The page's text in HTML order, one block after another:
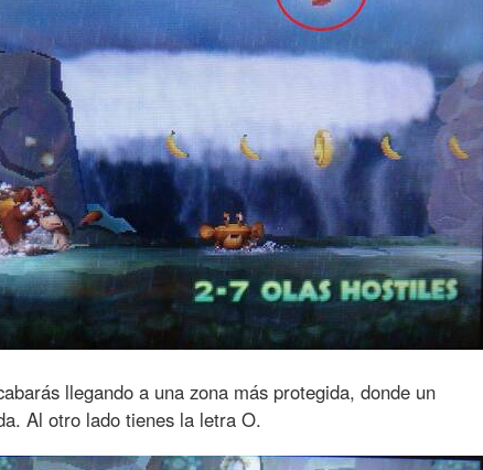
llegando a una zona más protegida, donde un
Al otro lado tienes la letra O.